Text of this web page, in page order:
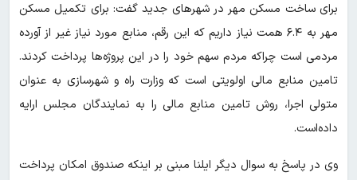
برای ساخت مسکن مهر در شهرهای جدید گفت: برای تکمیل مسکن
مهر به ۶.۴ همت نیاز داریم که این رقم، منابع مورد نیاز غیر از آورده
مردمی است چراکه مردم سهم خود را در این پروژه‌ها پرداخت کردند.
تامین منابع مالی اولویتی است که وزارت راه و شهرسازی به عنوان
متولی اجرا، روش تامین منابع مالی را به نمایندگان مجلس ارایه
داده‌است.
وی در پاسخ به سوال دیگر ایلنا مبنی بر اینکه صندوق امکان پرداخت